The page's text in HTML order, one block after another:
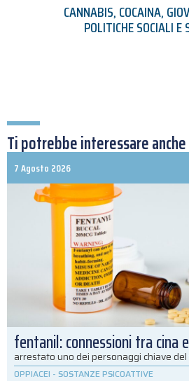
CANNABIS,COCAINA,
POLITICHE SOCIALI E
Ti potrebbe interessare anche
7 Agosto 2026
fentanil: connessioni tra cina
arrestato uno dei personaggi chiave
OPPIACEI - SOSTANZE PSICOATTIVE